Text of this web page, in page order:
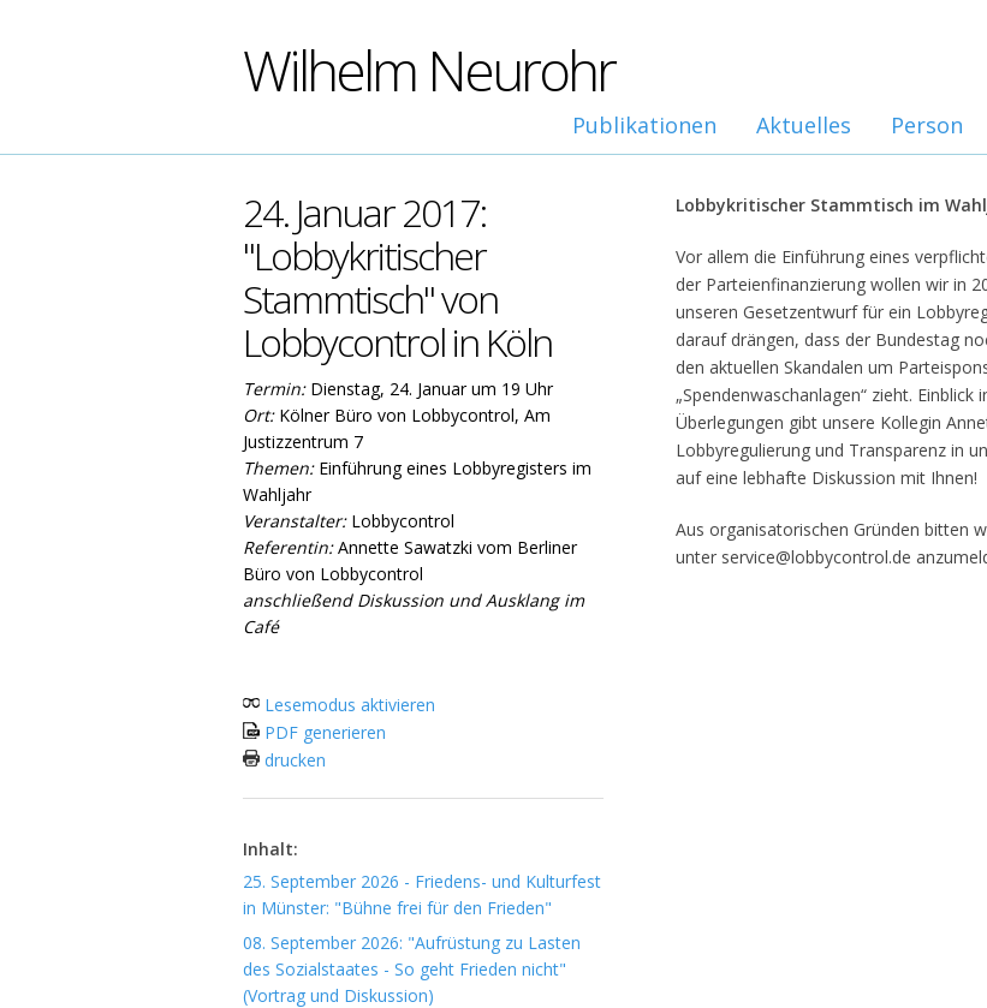
Wilhelm Neurohr
Publikationen Aktuelles Person
24. Januar 2017:
"Lobbykritischer
Stammtisch" von
Lobbycontrol in Köln
Termin:Dienstag, 24. Januar um 19 Uhr
Ort:Kölner Büro von Lobbycontrol, Am
Justizzentrum 7
Themen:Einführung eines Lobbyregisters im
Wahljahr
Veranstalter:Lobbycontrol
Referentin:Annette Sawatzki vom Berliner
Büro von Lobbycontrol
anschließend Diskussion und Ausklang im
Café
Lesemodus aktivieren
PDF generieren
drucken
Inhalt:
25. September 2026 - Friedens- und Kulturfest
in Münster: "Bühne frei für den Frieden"
08. September 2026: "Aufrüstung zu Lasten
des Sozialstaates - So geht Frieden nicht"
(Vortrag und Diskussion)
Lobbykritischer Stammtisch im
Vor allem die Einführung eines
der Parteienfinanzierung wollen wir in
unseren Gesetzentwurf für ein
darauf drängen, dass der Bundestag
den aktuellen Skandalen um
„Spendenwaschanlagen“ zieht.
Überlegungen gibt unsere Kollegin
Lobbyregulierung und Transparenz in
auf eine lebhafte Diskussion mit Ihnen!
Aus organisatorischen Gründen bitten
unter service@lobbycontrol.de